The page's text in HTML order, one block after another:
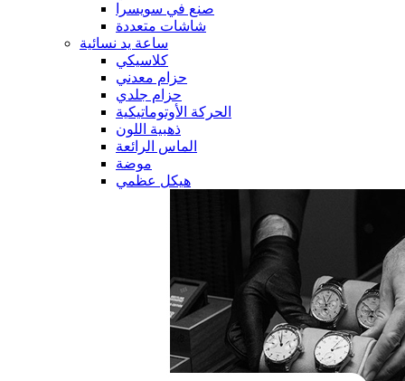
صنع في سويسرا
شاشات متعددة
ساعة يد نسائية
كلاسيكي
حزام معدني
حزام جلدي
الحركة الأوتوماتيكية
ذهبية اللون
الماس الرائعة
موضة
هيكل عظمي